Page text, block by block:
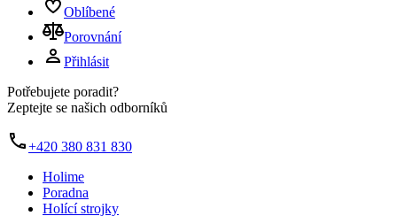
Oblíbené
Porovnání
Přihlásit
Potřebujete poradit?
Zeptejte se našich odborníků
+420 380 831 830
Holime
Poradna
Holící strojky